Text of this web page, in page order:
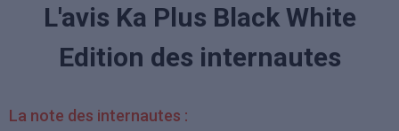
L'avis Ka Plus Black White
Edition des internautes
La note des internautes :